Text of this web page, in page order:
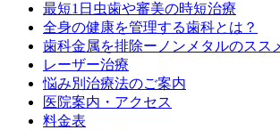
最短1日虫歯や審美の時短治療
全身の健康を管理する歯科とは？
歯科金属を排除ーノンメタルのスス
レーザー治療
悩み別治療法のご案内
医院案内・アクセス
料金表